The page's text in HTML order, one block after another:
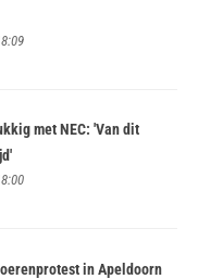
met NEC: 'Van dit
in Apeldoorn